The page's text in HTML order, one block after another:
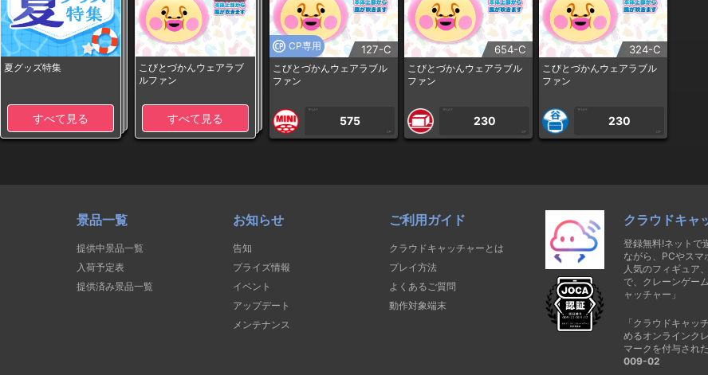
夏グッズ特集
すべて見る
こびとづかんウェアラブ
ルファン
すべて見る
CP専用 127-C
こびとづかんウェアラブル
ファン
1PLAY
575
CP
654-C
こびとづかんウェアラブル
ファン
1PLAY
230
CP
324-C
こびとづかんウェアラブル
ファン
1PLAY
230
CP
景品一覧
提供中景品一覧
入荷予定表
提供済み景品一覧
お知らせ
告知
プライズ情報
イベント
アップデート
メンテナンス
ご利用ガイド
クラウドキャッチャーとは
プレイ方法
よくあるご質問
動作対象端末
クラウドキャ
登録無料!ネットで
ながら、PCやスマ
人気のフィギュア
で、クレーンゲー
ャッチャー」
「クラウドキャッ
めるオンラインク
マークを付与され
009-02